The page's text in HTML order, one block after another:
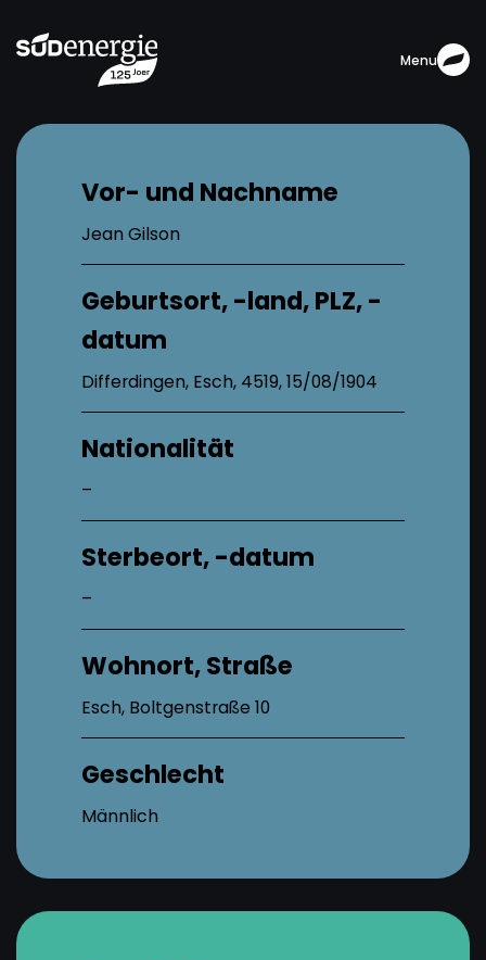
Menu
Vor- und Nachname
Jean Gilson
Geburtsort, -land, PLZ, -
datum
Differdingen, Esch, 4519, 15/08/1904
Nationalität
–
Sterbeort, -datum
–
Wohnort, Straße
Esch, Boltgenstraße 10
Geschlecht
Männlich